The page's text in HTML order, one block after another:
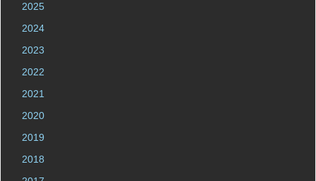
2025
2024
2023
2022
2021
2020
2019
2018